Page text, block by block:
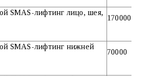
SMAS-лифтинг лицо, шея,
170000
SMAS-лифтинг нижней
70000